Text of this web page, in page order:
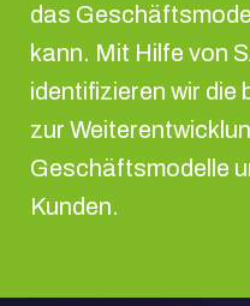
das
kann. Mit Hilfe von
identifizieren wir die
zur
Geschäftsmodelle
Kunden.